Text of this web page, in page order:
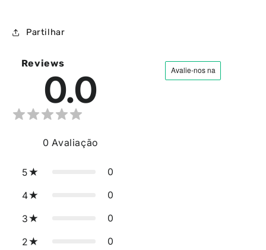
Partilhar
Reviews
0.0
0 Avaliação
5 0
4 0
3 0
2 0